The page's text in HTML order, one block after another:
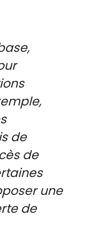
de
de
une
de